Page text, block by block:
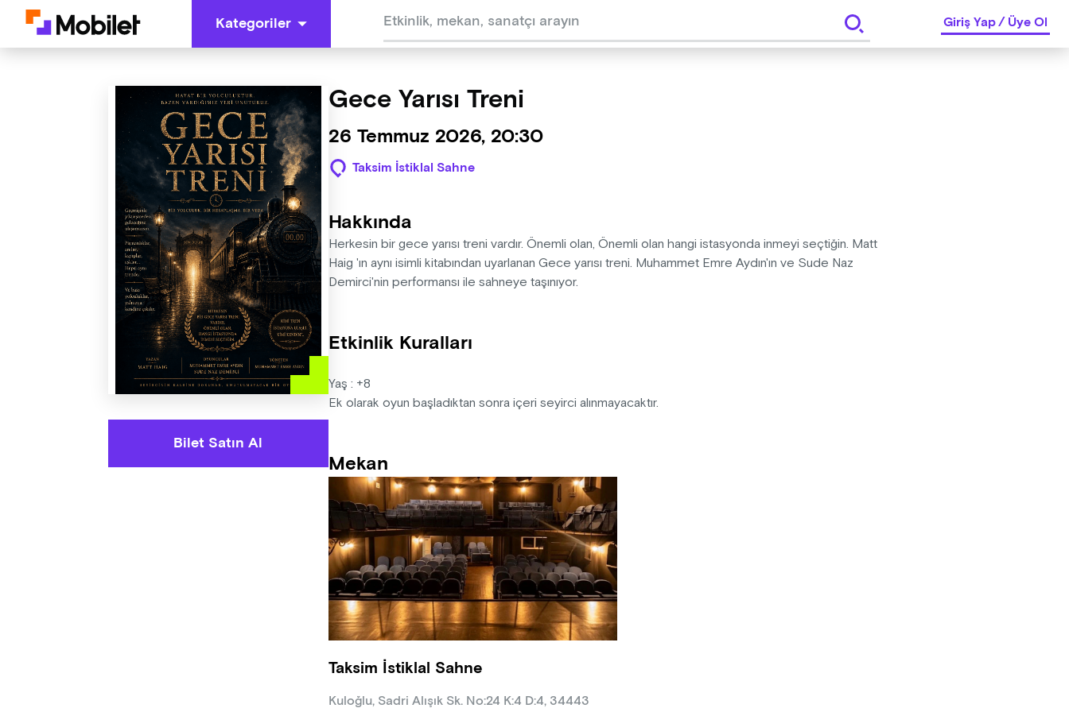
Kategoriler Giriş Yap/Üye Ol
Bilet Satın Al
Gece Yarısı Treni
26 Temmuz 2026, 20:30
Taksim İstiklal Sahne
Hakkında
Herkesin bir gece yarısı treni vardır. Önemli olan, Önemli olan hangi istasyonda inmeyi seçtiğin. Matt
Haig 'ın aynı isimli kitabından uyarlanan Gece yarısı treni. Muhammet Emre Aydın'ın ve Sude Naz
Demirci'nin performansı ile sahneye taşınıyor.
Etkinlik Kuralları
Yaş : +8
Ek olarak oyun başladıktan sonra içeri seyirci alınmayacaktır.
Mekan
Taksim İstiklal Sahne
Kuloğlu, Sadri Alışık Sk. No:24 K:4 D:4, 34443